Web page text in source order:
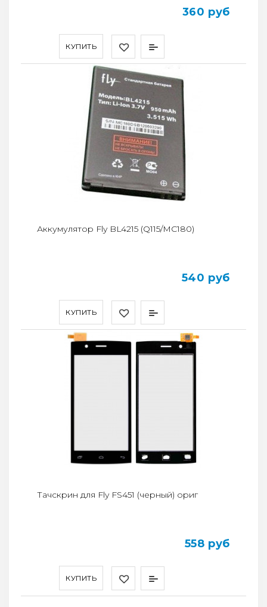
КУПИТЬ
360 руб
КУПИТЬ
Аккумулятор Fly BL4215 (Q115/MC180)
540 руб
КУПИТЬ
Тачскрин для Fly FS451 (черный) ориг
558 руб